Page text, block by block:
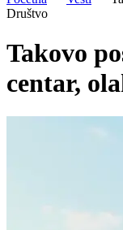
Društvo
Takovo
centar,